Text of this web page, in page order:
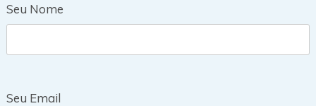
Seu Nome
Seu Email